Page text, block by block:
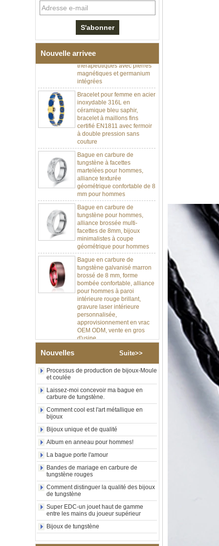
Nouvelle arrivee
Bracelet à maillons I en acier
inoxydable 304 en
céramique de zircone noire
pour hommes, fermoir
316L, bracelet à maillons
thérapeutiques avec pierres
intégrées
Bracelet pour femme en acier
inoxydable 316L en
céramique bleu saphir,
bracelet à maillons fins
certifié EN1811 avec fermoir
à double pression sans
couture
Bague en carbure de
tungstène à facettes
martelées pour hommes,
alliance texturée
géométrique confortable de 8
mm pour hommes
Bague en carbure de
tungstène pour hommes,
alliance brossée multi-
facettes de 8mm, bijoux
minimalistes à coupe
géométrique pour hommes
Bague en carbure de
tungstène galvanisé marron
brossé de 8 mm, forme
bombée confortable, alliance
pour hommes à paroi
intérieure rouge brillant,
gravure laser intérieure
personnalisée,
approvisionnement en vrac
OEM ODM, vente en gros
d'usine
Bague en carbure de
mm, incrustation centrale
d'opale bleue écrasée avec
bande de malachite
hommes, gravure laser
intérieure personnalisée,
approvisionnement en vrac
OEM ODM, vente en gros
Bague en carbure de
tungstène avec chevalière
carrée polie noire,
incrustation en bois avec
motif croisé en coquille
d'ormeau, bague de
déclaration religieuse pour
hommes, gravure intérieure
personnalisée,
approvisionnement en vrac
OEM ODM, vente en
Bague en carbure de
tungstène plaqué or rose de
Nouvelles Suite>>
Processus de production de bijoux-Moule
et coulée
Laissez-moi concevoir ma bague en
carbure de tungstène.
Comment cool est l'art métallique en
bijoux
Bijoux unique et de qualité
Album en anneau pour hommes!
La bague porte l'amour
Bandes de mariage en carbure de
tungstène rouges
Comment distinguer la qualité des bijoux
de tungstène
Super EDC-un jouet haut de gamme
entre les mains du joueur supérieur
Bijoux de tungstène